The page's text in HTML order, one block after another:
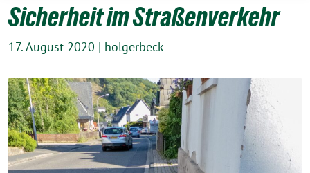
Sicherheit im Straßenverkehr
17. August 2020 | holgerbeck